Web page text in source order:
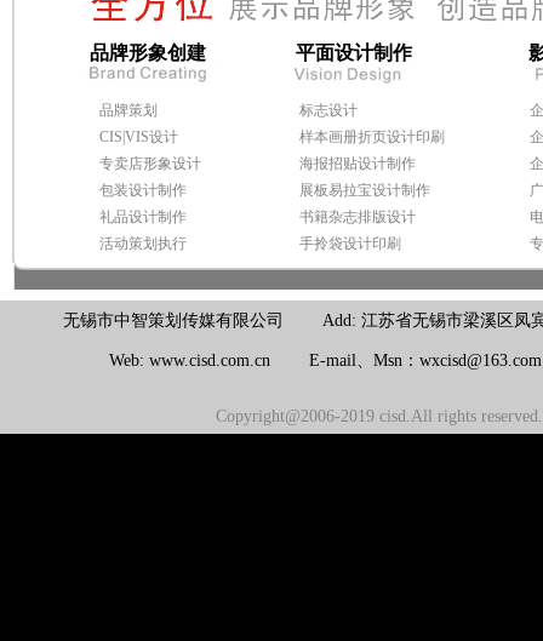
品牌形象创建 平面设计制作
品牌策划
CIS|VIS设计
专卖店形象设计
包装设计制作
礼品设计制作
活动策划执行
标志设计
样本画册折页设计印刷
海报招贴设计制作
展板易拉宝设计制作
书籍杂志排版设计
手拎袋设计印刷
无锡市中智策划传媒有限公司 Add: 江苏省无锡市梁溪区凤
Web: www.cisd.com.cn E-mail、Msn：
Copyright@2006-2019 cisd.All rights